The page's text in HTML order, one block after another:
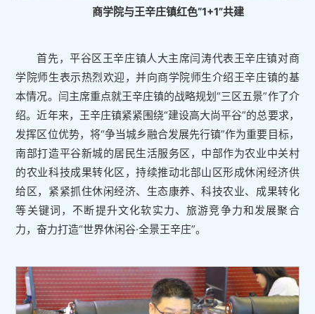
商学院与王辛庄镇红色“1+1”共建
首先，平谷区王辛庄镇人大主席闫涛代表王辛庄镇对商
学院师生表示热烈欢迎，并向商学院师生介绍王辛庄镇的基
本情况。闫主席重点就王辛庄镇的战略规划“三区五景”作了介
绍。近年来，王辛庄镇紧紧围绕“建设高大尚平谷”的总要求，
发挥区位优势，将“争当城乡融合发展先行镇”作为重要目标，
南部打造平谷新城的居民生活服务区，中部作为农业中关村
的农业科技成果转化区，持续推动北部山区形成休闲经济供
给区，紧紧抓住休闲经济、生态康养、科技农业、成果转化
等关键词，不断提升文化软实力、旅游竞争力和发展聚合
力，奋力打造“世界休闲谷·全景王辛庄”。